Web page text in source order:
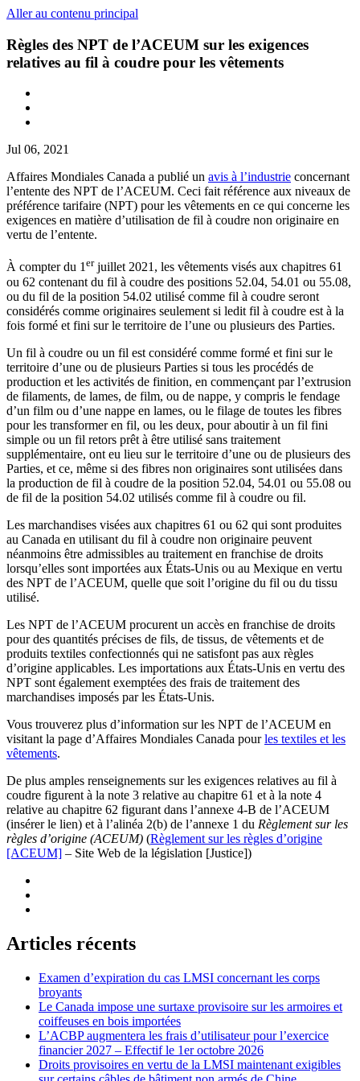
Aller au contenu principal
Règles des NPT de l’ACEUM sur les exigences
relatives au fil à coudre pour les vêtements
Jul 06, 2021
Affaires Mondiales Canada a publié un avis à l’industrie concernant
l’entente des NPT de l’ACEUM. Ceci fait référence aux niveaux de
préférence tarifaire (NPT) pour les vêtements en ce qui concerne les
exigences en matière d’utilisation de fil à coudre non originaire en
vertu de l’entente.
À compter du 1erjuillet 2021, les vêtements visés aux chapitres 61
ou 62 contenant du fil à coudre des positions 52.04, 54.01 ou 55.08,
ou du fil de la position 54.02 utilisé comme fil à coudre seront
considérés comme originaires seulement si ledit fil à coudre est à la
fois formé et fini sur le territoire de l’une ou plusieurs des Parties.
Un fil à coudre ou un fil est considéré comme formé et fini sur le
territoire d’une ou de plusieurs Parties si tous les procédés de
production et les activités de finition, en commençant par l’extrusion
de filaments, de lames, de film, ou de nappe, y compris le fendage
d’un film ou d’une nappe en lames, ou le filage de toutes les fibres
pour les transformer en fil, ou les deux, pour aboutir à un fil fini
simple ou un fil retors prêt à être utilisé sans traitement
supplémentaire, ont eu lieu sur le territoire d’une ou de plusieurs des
Parties, et ce, même si des fibres non originaires sont utilisées dans
la production de fil à coudre de la position 52.04, 54.01 ou 55.08 ou
de fil de la position 54.02 utilisés comme fil à coudre ou fil.
Les marchandises visées aux chapitres 61 ou 62 qui sont produites
au Canada en utilisant du fil à coudre non originaire peuvent
néanmoins être admissibles au traitement en franchise de droits
lorsqu’elles sont importées aux États-Unis ou au Mexique en vertu
des NPT de l’ACEUM, quelle que soit l’origine du fil ou du tissu
utilisé.
Les NPT de l’ACEUM procurent un accès en franchise de droits
pour des quantités précises de fils, de tissus, de vêtements et de
produits textiles confectionnés qui ne satisfont pas aux règles
d’origine applicables. Les importations aux États-Unis en vertu des
NPT sont également exemptées des frais de traitement des
marchandises imposés par les États-Unis.
Vous trouverez plus d’information sur les NPT de l’ACEUM en
visitant la page d’Affaires Mondiales Canada pourles textiles et les
vêtements.
De plus amples renseignements sur les exigences relatives au fil à
coudre figurent à la note 3 relative au chapitre 61 et à la note 4
relative au chapitre 62 figurant dans l’annexe 4-B de l’ACEUM
(insérer le lien) et à l’alinéa 2(b) de l’annexe 1 du Règlement sur les
règles d’origine (ACEUM) (Règlement sur les règles d’origine
[ACEUM] – Site Web de la législation [Justice])
Articles récents
Examen d’expiration du cas LMSI concernant les corps
broyants
Le Canada impose une surtaxe provisoire sur les armoires et
coiffeuses en bois importées
L’ACBP augmentera les frais d’utilisateur pour l’exercice
financier 2027 – Effectif le 1er octobre 2026
Droits provisoires en vertu de la LMSI maintenant exigibles